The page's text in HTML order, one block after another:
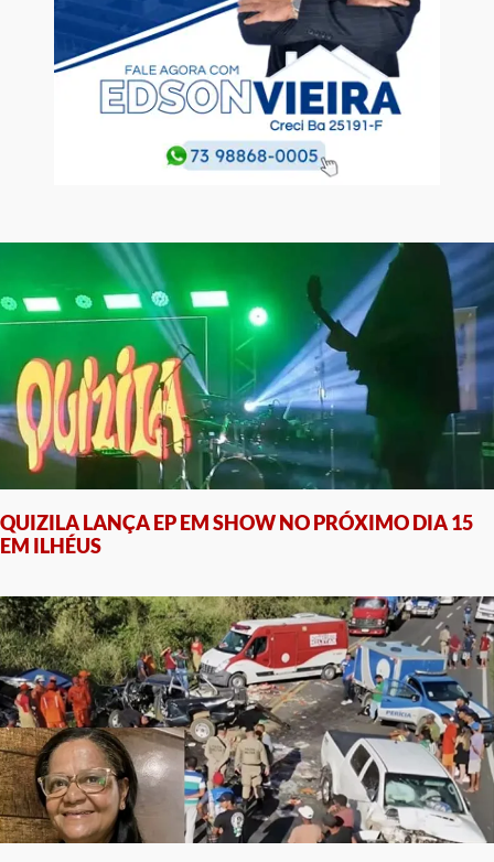
QUIZILA LANÇA EP EM SHOW NO PRÓXIMO DIA 15
EM ILHÉUS